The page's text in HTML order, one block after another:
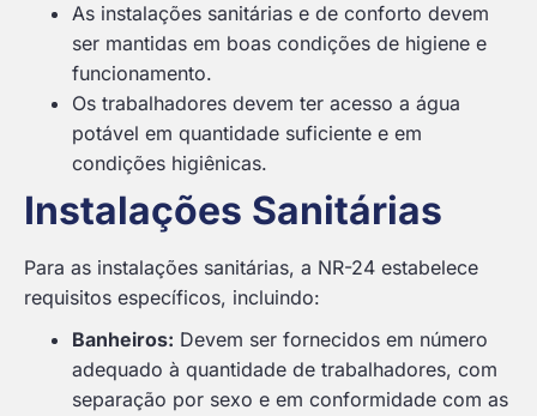
As instalações sanitárias e de conforto devem
ser mantidas em boas condições de higiene e
funcionamento.
Os trabalhadores devem ter acesso a água
potável em quantidade suficiente e em
condições higiênicas.
Instalações Sanitárias
Para as instalações sanitárias, a NR-24 estabelece
requisitos específicos, incluindo:
Banheiros: Devem ser fornecidos em número
adequado à quantidade de trabalhadores, com
separação por sexo e em conformidade com as